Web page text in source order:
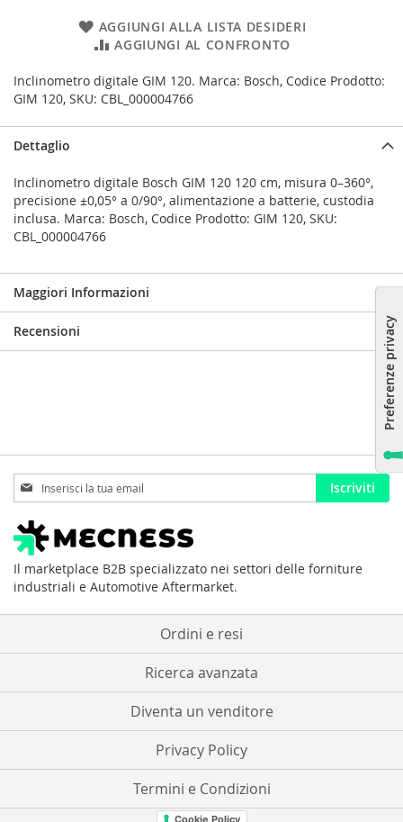
AGGIUNGI ALLA LISTA DESIDERI
AGGIUNGI AL CONFRONTO
Inclinometro digitale GIM 120. Marca: Bosch, Codice Prodotto:
GIM 120, SKU: CBL_000004766
Dettaglio
Inclinometro digitale Bosch GIM 120 120 cm, misura 0–360°,
precisione ±0,05° a 0/90°, alimentazione a batterie, custodia
inclusa. Marca: Bosch, Codice Prodotto: GIM 120, SKU:
CBL_000004766
Maggiori Informazioni
Recensioni
Iscriviti
alla
nostra
Newsletter:
Iscriviti
Il marketplace B2B specializzato nei settori delle forniture
industriali e Automotive Aftermarket.
Ordini e resi
Ricerca avanzata
Diventa un venditore
Privacy Policy
Termini e Condizioni